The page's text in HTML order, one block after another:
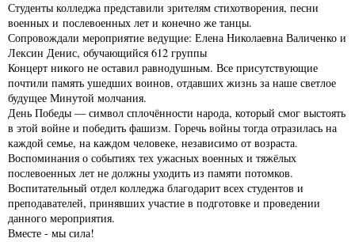
Студенты колледжа представили зрителям стихотворения, песни
военных и послевоенных лет и конечно же танцы.
Сопровождали мероприятие ведущие: Елена Николаевна Валиченко и
Лексин Денис, обучающийся 612 группы
Концерт никого не оставил равнодушным. Все присутствующие
почтили память ушедших воинов, отдавших жизнь за наше светлое
будущее Минутой молчания.
День Победы — символ сплочённости народа, который смог выстоять
в этой войне и победить фашизм. Горечь войны тогда отразилась на
каждой семье, на каждом человеке, независимо от возраста.
Воспоминания о событиях тех ужасных военных и тяжёлых
послевоенных лет не должны уходить из памяти потомков.
Воспитательный отдел колледжа благодарит всех студентов и
преподавателей, принявших участие в подготовке и проведении
данного мероприятия.
Вместе - мы сила!